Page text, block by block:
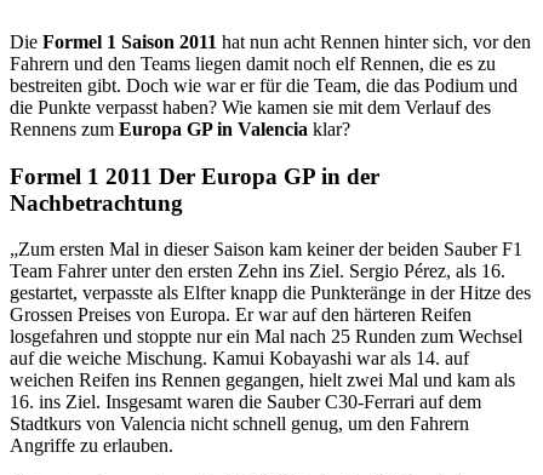
Die Formel 1 Saison 2011 hat nun acht Rennen hinter sich, vor den
Fahrern und den Teams liegen damit noch elf Rennen, die es zu
bestreiten gibt. Doch wie war er für die Team, die das Podium und
die Punkte verpasst haben? Wie kamen sie mit dem Verlauf des
Rennens zum Europa GP in Valencia klar?
Formel 1 2011 Der Europa GP in der
Nachbetrachtung
„Zum ersten Mal in dieser Saison kam keiner der beiden Sauber F1
Team Fahrer unter den ersten Zehn ins Ziel. Sergio Pérez, als 16.
gestartet, verpasste als Elfter knapp die Punkteränge in der Hitze des
Grossen Preises von Europa. Er war auf den härteren Reifen
losgefahren und stoppte nur ein Mal nach 25 Runden zum Wechsel
auf die weiche Mischung. Kamui Kobayashi war als 14. auf
weichen Reifen ins Rennen gegangen, hielt zwei Mal und kam als
16. ins Ziel. Insgesamt waren die Sauber C30-Ferrari auf dem
Stadtkurs von Valencia nicht schnell genug, um den Fahrern
Angriffe zu erlauben.